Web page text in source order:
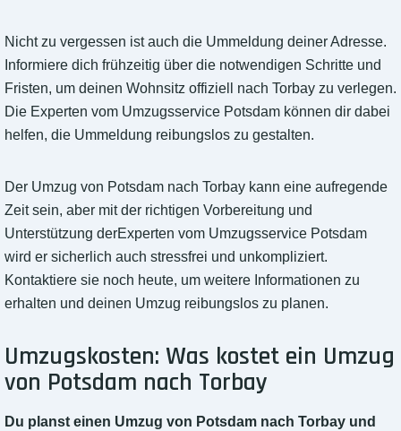
Nicht zu vergessen ist auch die Ummeldung deiner Adresse.
Informiere dich frühzeitig über die notwendigen Schritte und
Fristen, um deinen Wohnsitz offiziell nach Torbay zu verlegen.
Die Experten vom Umzugsservice Potsdam können dir dabei
helfen, die Ummeldung reibungslos zu gestalten.
Der Umzug von Potsdam nach Torbay kann eine aufregende
Zeit sein, aber mit der richtigen Vorbereitung und
Unterstützung derExperten vom Umzugsservice Potsdam
wird er sicherlich auch stressfrei und unkompliziert.
Kontaktiere sie noch heute, um weitere Informationen zu
erhalten und deinen Umzug reibungslos zu planen.
Umzugskosten: Was kostet ein Umzug
von Potsdam nach Torbay
Du planst einen Umzug von Potsdam nach Torbay und